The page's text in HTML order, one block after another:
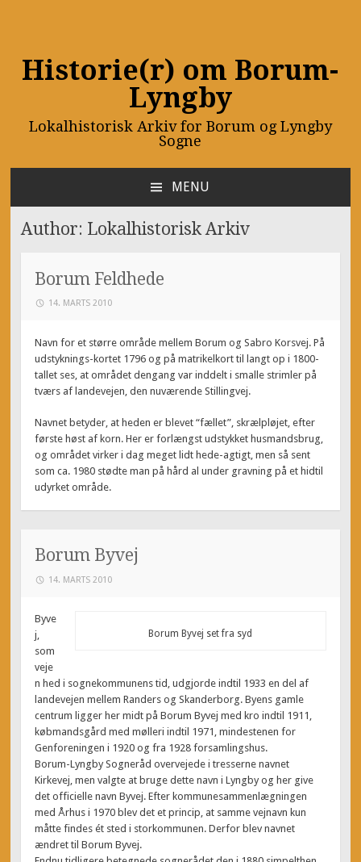
Historie(r) om Borum-
Lyngby
Lokalhistorisk Arkiv for Borum og Lyngby
Sogne
MENU
CONTENT
Author: Lokalhistorisk Arkiv
Borum Feldhede
14. MARTS 2010
Navn for et større område mellem Borum og Sabro Korsvej. På
udstyknings-kortet 1796 og på matrikelkort til langt op i 1800-
tallet ses, at området dengang var inddelt i smalle strimler på
tværs af landevejen, den nuværende Stillingvej.
Navnet betyder, at heden er blevet “fællet”, skrælpløjet, efter
første høst af korn. Her er forlængst udstykket husmandsbrug,
og området virker i dag meget lidt hede-agtigt, men så sent
som ca. 1980 stødte man på hård al under gravning på et hidtil
udyrket område.
Borum Byvej
14. MARTS 2010
Borum Byvej set fra syd
Byve
j,
som
veje
n hed i sognekommunens tid, udgjorde indtil 1933 en del af
landevejen mellem Randers og Skanderborg. Byens gamle
centrum ligger her midt på Borum Byvej med kro indtil 1911,
købmandsgård med mølleri indtil 1971, mindestenen for
Genforeningen i 1920 og fra 1928 forsamlingshus.
Borum-Lyngby Sogneråd overvejede i tresserne navnet
Kirkevej, men valgte at bruge dette navn i Lyngby og her give
det officielle navn Byvej. Efter kommunesammenlægningen
med Århus i 1970 blev det et princip, at samme vejnavn kun
måtte findes ét sted i storkommunen. Derfor blev navnet
ændret til Borum Byvej.